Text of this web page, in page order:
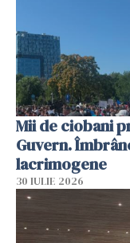
Mii de ciobani
Guvern.
lacrimogene
30 IULIE 2026